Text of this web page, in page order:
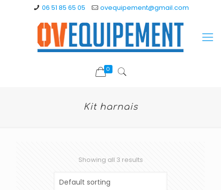
06 51 85 65 05 ovequipement@gmail.com
0
Kit harnais
Showing all 3 results